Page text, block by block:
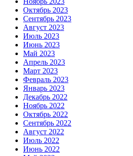
Октябрь 2023
Сентябрь 2023
Август 2023
Июль 2023
Июнь 2023
Май 2023
Апрель 2023
Март 2023
Февраль 2023
Январь 2023
Декабрь 2022
Ноябрь 2022
Октябрь 2022
Сентябрь 2022
Август 2022
Июль 2022
Июнь 2022